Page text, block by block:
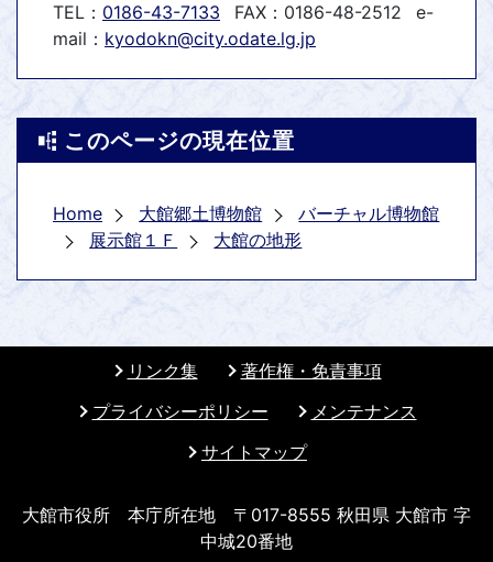
TEL： 0186-43-7133 FAX：0186-48-2512
e-
mail： kyodokn@city.odate.lg.jp
このページの現在位置
Home 大館郷土博物館
バーチャル博物館
展示館１Ｆ
大館の地形
リンク集
著作権・免責事項
プライバシーポリシー
メンテナンス
サイトマップ
大館市役所 本庁所在地 〒017-8555 秋田県 大館市 字
中城20番地